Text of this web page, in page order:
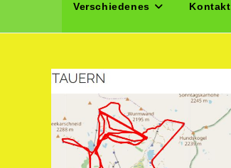
Verschiedenes Kontakt